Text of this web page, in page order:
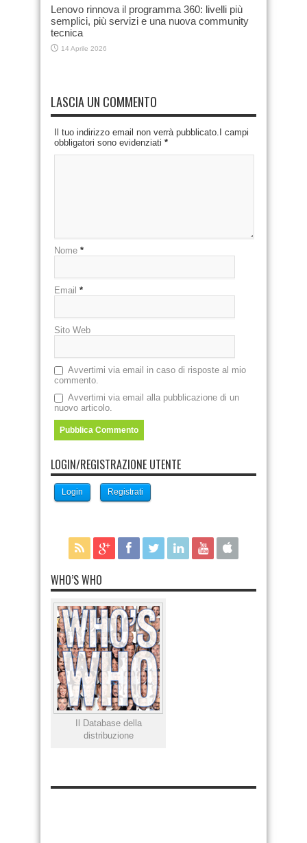
Lenovo rinnova il programma 360: livelli più
semplici, più servizi e una nuova community
tecnica
14 Aprile 2026
LASCIA UN COMMENTO
Il tuo indirizzo email non verrà pubblicato.I campi
obbligatori sono evidenziati *
Nome *
Email *
Sito Web
Avvertimi via email in caso di risposte al mio
commento.
Avvertimi via email alla pubblicazione di un
nuovo articolo.
LOGIN/REGISTRAZIONE UTENTE
Login Registrati
WHO’S WHO
Il Database della
distribuzione